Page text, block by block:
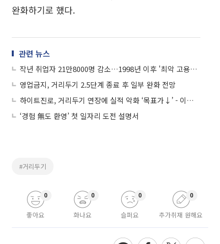
완화하기로 했다.
관련 뉴스
작년 취업자 21만8000명 감소…1998년 이후 '최악 고용지표'
영업금지, 거리두기 2.5단계 종료 후 일부 완화 전망
하이트진로, 거리두기 연장에 실적 악화 ‘목표가↓’ - 이베스트투자증권
‘경험 無도 환영’ 첫 일자리 도전 설명서
#거리두기
좋아요
0
화나요
0
슬퍼요
0
추가취재 원해요
0